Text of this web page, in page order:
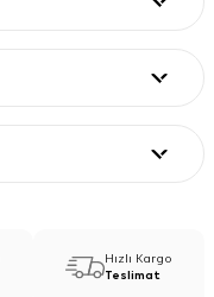
Hızlı Kargo
Teslimat